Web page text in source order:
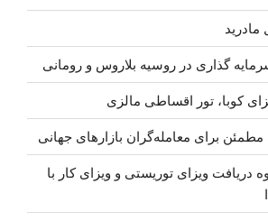
مادرید
گذاری در روسیه بلاروس و رومانی
کوبا، تور اقساطی مالزی
مطمئن برای معامله‌گران بازارهای جهانی
دریافت ویزای توریستی و ویزای کار با